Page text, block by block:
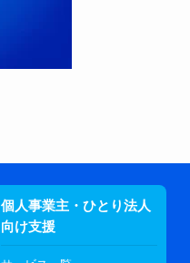
個人事業主・ひとり法人
向け支援